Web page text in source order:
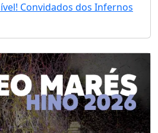
Convidados dos Infernos